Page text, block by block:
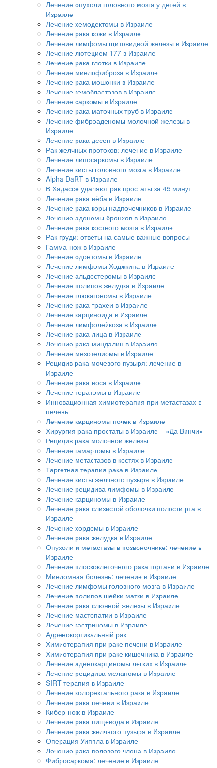
Лечение опухоли головного мозга у детей в
Израиле
Лечение хемодектомы в Израиле
Лечение рака кожи в Израиле
Лечение лимфомы щитовидной железы в Израиле
Лечение лютецием 177 в Израиле
Лечение рака глотки в Израиле
Лечение миелофиброза в Израиле
Лечение рака мошонки в Израиле
Лечение гемобластозов в Израиле
Лечение саркомы в Израиле
Лечение рака маточных труб в Израиле
Лечение фиброаденомы молочной железы в
Израиле
Лечение рака десен в Израиле
Рак желчных протоков: лечение в Израиле
Лечение липосаркомы в Израиле
Лечение кисты головного мозга в Израиле
Alpha DaRT в Израиле
В Хадассе удаляют рак простаты за 45 минут
Лечение рака нёба в Израиле
Лечение рака коры надпочечников в Израиле
Лечение аденомы бронхов в Израиле
Лечение рака костного мозга в Израиле
Рак груди: ответы на самые важные вопросы
Гамма-нож в Израиле
Лечение одонтомы в Израиле
Лечение лимфомы Ходжкина в Израиле
Лечение альдостеромы в Израиле
Лечение полипов желудка в Израиле
Лечение глюкагономы в Израиле
Лечение рака трахеи в Израиле
Лечение карциноида в Израиле
Лечение лимфолейкоза в Израиле
Лечение рака лица в Израиле
Лечение рака миндалин в Израиле
Лечение мезотелиомы в Израиле
Рецидив рака мочевого пузыря: лечение в
Израиле
Лечение рака носа в Израиле
Лечение тератомы в Израиле
Инновационная химиотерапия при метастазах в
печень
Лечение карциномы почек в Израиле
Хирургия рака простаты в Израиле – «Да Винчи»
Рецидив рака молочной железы
Лечение гамартомы в Израиле
Лечение метастазов в костях в Израиле
Таргетная терапия рака в Израиле
Лечение кисты желчного пузыря в Израиле
Лечение рецидива лимфомы в Израиле
Лечение карциномы в Израиле
Лечение рака слизистой оболочки полости рта в
Израиле
Лечение хордомы в Израиле
Лечение рака желудка в Израиле
Опухоли и метастазы в позвоночнике: лечение в
Израиле
Лечение плоскоклеточного рака гортани в Израиле
Миеломная болезнь: лечение в Израиле
Лечение лимфомы головного мозга в Израиле
Лечение полипов шейки матки в Израиле
Лечение рака слюнной железы в Израиле
Лечение мастопатии в Израиле
Лечение гастриномы в Израиле
Адренокортикальный рак
Химиотерапия при раке печени в Израиле
Химиотерапия при раке кишечника в Израиле
Лечение аденокарциномы легких в Израиле
Лечение рецидива меланомы в Израиле
SIRT терапия в Израиле
Лечение колоректального рака в Израиле
Лечение рака печени в Израиле
Кибер-нож в Израиле
Лечение рака пищевода в Израиле
Лечение рака желчного пузыря в Израиле
Операция Уиппла в Израиле
Лечение рака полового члена в Израиле
Фибросаркома: лечение в Израиле